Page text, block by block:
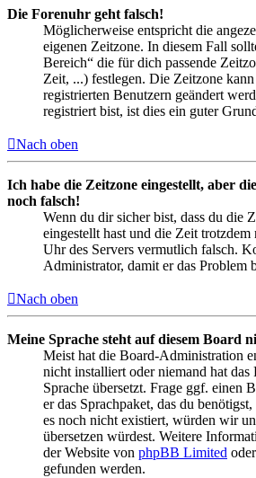
Die Forenuhr geht falsch!
Möglicherweise entspricht die
eigenen Zeitzone. In diesem Fall
Bereich“ die für dich passende
Zeit, ...) festlegen. Die Zeitzone
registrierten Benutzern geändert
registriert bist, ist dies ein guter
Nach oben
Ich habe die Zeitzone eingestellt, aber
noch falsch!
Wenn du dir sicher bist, dass du die
eingestellt hast und die Zeit
Uhr des Servers vermutlich falsch.
Administrator, damit er das Problem
Nach oben
Meine Sprache steht auf diesem Board
Meist hat die Board-Administration
nicht installiert oder niemand hat
Sprache übersetzt. Frage ggf. einen
er das Sprachpaket, das du
es noch nicht existiert, würden wir
übersetzen würdest. Weitere
der Website von phpBB Limited
gefunden werden.